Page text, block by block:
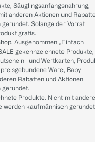
Säuglingsanfangsnahrung,
anderen Aktionen und
Solange der Vorrat
gratis.
Ausgenommen „Einfach
gekennzeichnete Produkte,
und Wertkarten,
preisgebundene Ware, Baby
Rabatten und Aktionen
gerundet.
Produkte. Nicht mit
werden kaufmännisch